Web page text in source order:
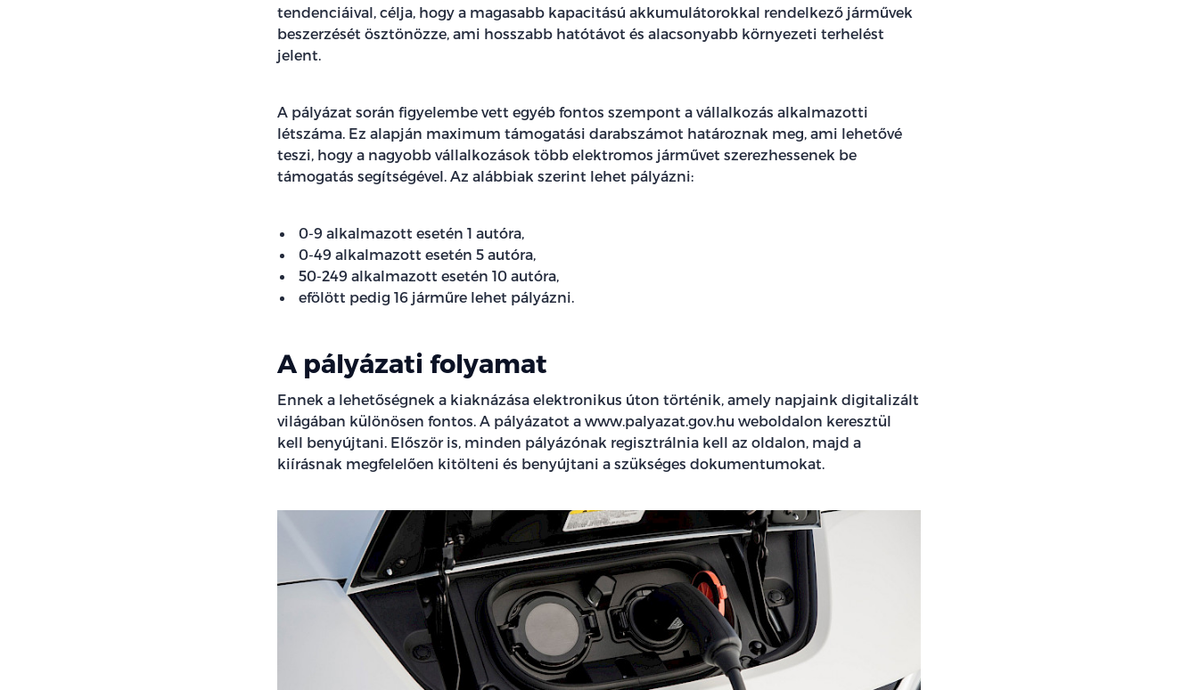
tendenciáival, célja, hogy a magasabb kapacitású akkumulátorokkal rendelkező járművek
beszerzését ösztönözze, ami hosszabb hatótávot és alacsonyabb környezeti terhelést
jelent.
A pályázat során figyelembe vett egyéb fontos szempont a vállalkozás alkalmazotti
létszáma. Ez alapján maximum támogatási darabszámot határoznak meg, ami lehetővé
teszi, hogy a nagyobb vállalkozások több elektromos járművet szerezhessenek be
támogatás segítségével. Az alábbiak szerint lehet pályázni:
0-9 alkalmazott esetén 1 autóra,
0-49 alkalmazott esetén 5 autóra,
50-249 alkalmazott esetén 10 autóra,
efölött pedig 16 járműre lehet pályázni.
A pályázati folyamat
Ennek a lehetőségnek a kiaknázása elektronikus úton történik, amely napjaink digitalizált
világában különösen fontos. A pályázatot a www.palyazat.gov.hu weboldalon keresztül
kell benyújtani. Először is, minden pályázónak regisztrálnia kell az oldalon, majd a
kiírásnak megfelelően kitölteni és benyújtani a szükséges dokumentumokat.